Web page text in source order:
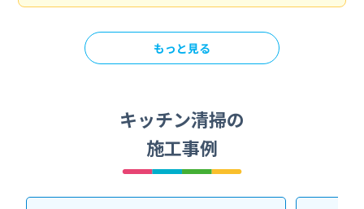
もっと見る
キッチン清掃の
施工事例